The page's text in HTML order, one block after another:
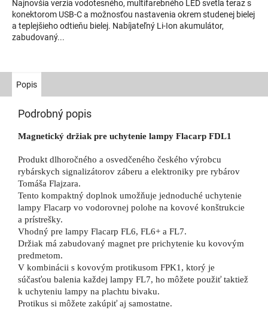
Najnovšia verzia vodotesného, multifarebného LED svetla teraz s
konektorom USB-C a možnosťou nastavenia okrem studenej bielej
a teplejšieho odtieňu bielej. Nabíjateľný Li-Ion akumulátor,
zabudovaný...
Popis
Podrobný popis
Magnetický držiak pre uchytenie lampy Flacarp FDL1
Produkt dlhoročného a osvedčeného českého výrobcu
rybárskych signalizátorov záberu a elektroniky pre rybárov
Tomáša Flajzara.
Tento kompaktný doplnok umožňuje jednoduché uchytenie
lampy Flacarp vo vodorovnej polohe na kovové konštrukcie
a prístrešky.
Vhodný pre lampy Flacarp FL6, FL6+ a FL7.
Držiak má zabudovaný magnet pre prichytenie ku kovovým
predmetom.
V kombinácii s kovovým protikusom FPK1, ktorý je
súčasťou balenia každej lampy FL7, ho môžete použiť taktiež
k uchyteniu lampy na plachtu bivaku.
Protikus si môžete zakúpiť aj samostatne.